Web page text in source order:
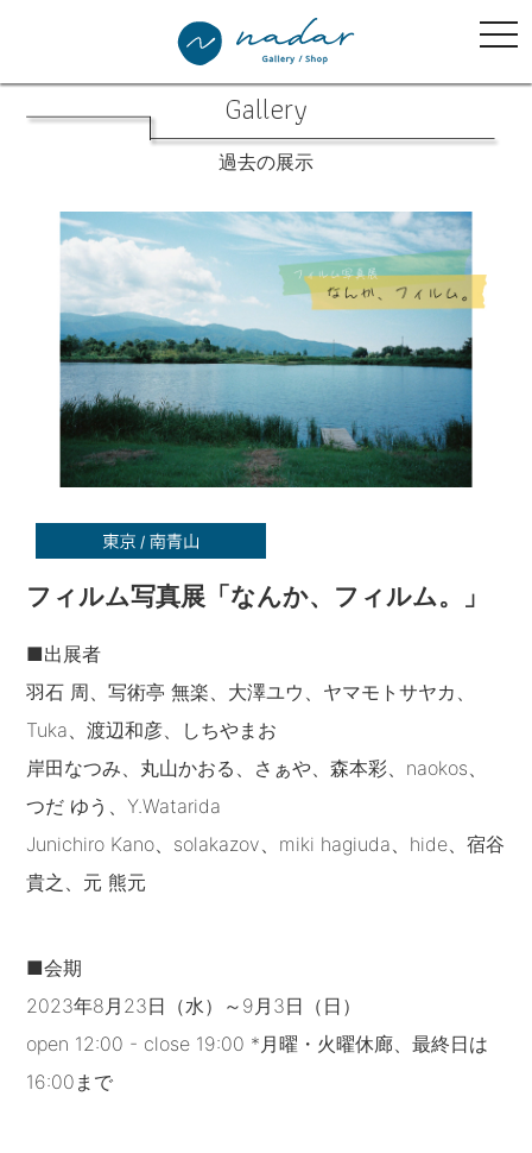
Gallery
過去の展示
フィルム写真展「なんか、フィルム。」
■出展者
羽石 周、写術亭 無楽、大澤ユウ、ヤマモトサヤカ、
Tuka、渡辺和彦、しちやまお
岸田なつみ、丸山かおる、さぁや、森本彩、naokos、
つだ ゆう、Y.Watarida
Junichiro Kano、solakazov、miki hagiuda、hide、宿谷
貴之、元 熊元
■会期
2023年8月23日（水）～9月3日（日）
open 12:00 - close 19:00 *月曜・火曜休廊、最終日は
16:00まで